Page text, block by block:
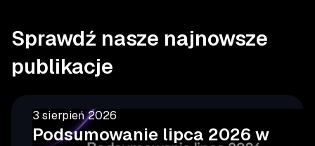
Sprawdź nasze najnowsze
publikacje
3 sierpień 2026
Podsumowanie lipca 2026 w